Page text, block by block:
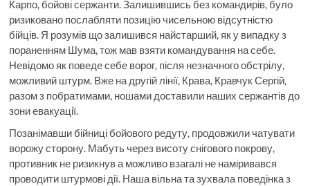
Карпо, бойові сержанти. Залишившись без командирів, було
ризиковано послабляти позицію чисельною відсутністю
бійців. Я розумів що залишився найстарший, як у випадку з
пораненням Шума, тож мав взяти командування на себе.
Невідомо як поведе себе ворог, після незначного обстрілу,
можливий штурм. Вже на другій лінії, Крава, Кравчук Сергій,
разом з побратимами, ношами доставили наших сержантів до
зони евакуації.
Позанімавши бійниці бойового редуту, продовжили чатувати
ворожу сторону. Мабуть через висоту снігового покрову,
противник не ризикнув а можливо взагалі не наміривався
проводити штурмові дії. Наша вільна та зухвала поведінка з